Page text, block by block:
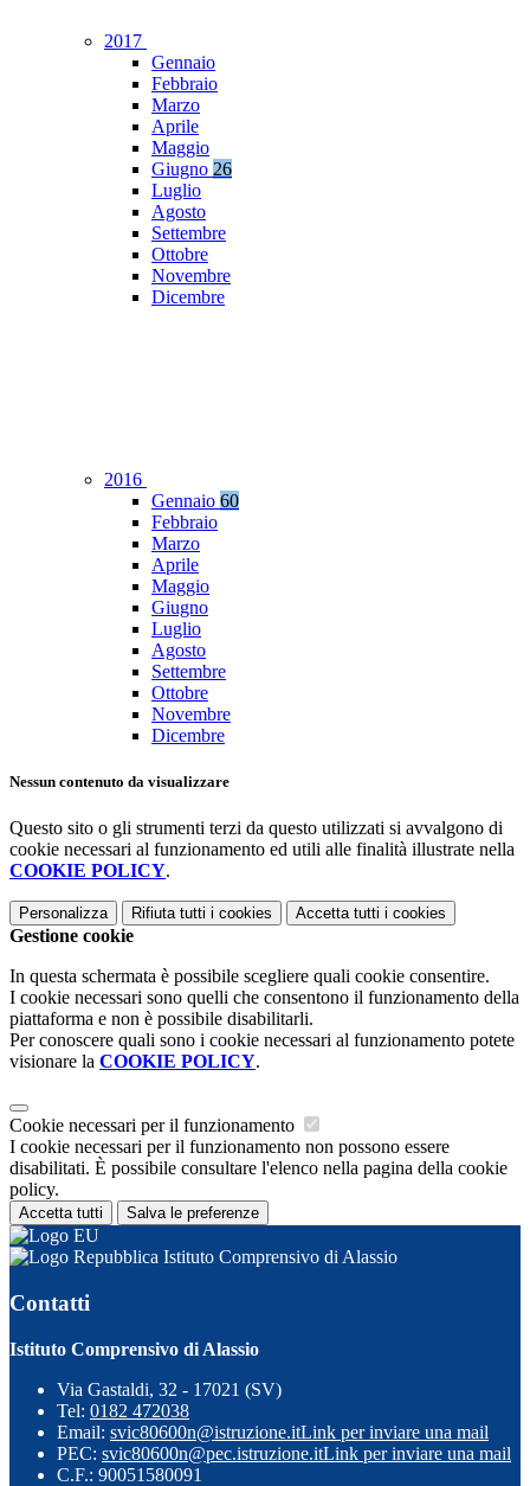
2017
Gennaio
Febbraio
Marzo
Aprile
Maggio
Giugno 26
Luglio
Agosto
Settembre
Ottobre
Novembre
Dicembre
2016
Gennaio 60
Febbraio
Marzo
Aprile
Maggio
Giugno
Luglio
Agosto
Settembre
Ottobre
Novembre
Dicembre
Nessun contenuto da visualizzare
Questo sito o gli strumenti terzi da questo utilizzati si avvalgono di
cookie necessari al funzionamento ed utili alle finalità illustrate nella
COOKIE POLICY.
Personalizza Rifiuta tutti i cookies Accetta tutti i cookies
Gestione cookie
In questa schermata è possibile scegliere quali cookie consentire.
I cookie necessari sono quelli che consentono il funzionamento della
piattaforma e non è possibile disabilitarli.
Per conoscere quali sono i cookie necessari al funzionamento potete
visionare la COOKIE POLICY.
Cookie necessari per il funzionamento
I cookie necessari per il funzionamento non possono essere
disabilitati. È possibile consultare l'elenco nella pagina della cookie
policy.
Accetta tutti Salva le preferenze
Istituto Comprensivo di Alassio
Contatti
Istituto Comprensivo di Alassio
Via Gastaldi, 32 - 17021 (SV)
Tel: 0182 472038
Email: svic80600n@istruzione.itLink per inviare una mail
PEC: svic80600n@pec.istruzione.itLink per inviare una mail
C.F.: 90051580091